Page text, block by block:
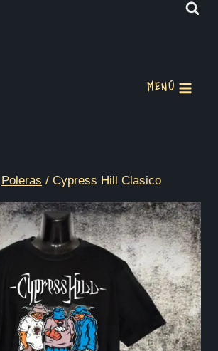
MENÚ
Poleras / Cypress Hill Clasico